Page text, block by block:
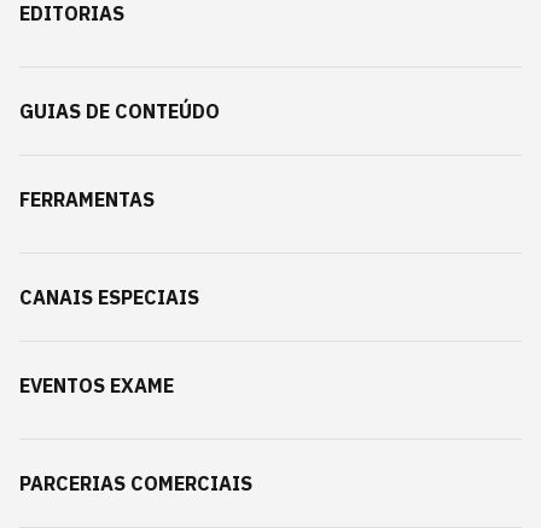
EDITORIAS
GUIAS DE CONTEÚDO
FERRAMENTAS
CANAIS ESPECIAIS
EVENTOS EXAME
PARCERIAS COMERCIAIS